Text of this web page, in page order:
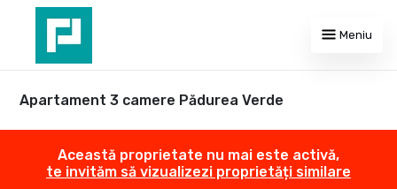
Meniu
Apartament 3 camere Pădurea Verde
Această proprietate nu mai este activă,
te invităm să vizualizezi proprietăți similare